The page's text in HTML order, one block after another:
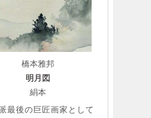
橋本雅邦
明月図
絹本
最後の巨匠画家として